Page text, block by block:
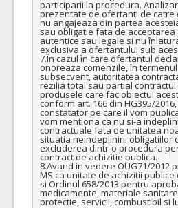
participarii la procedura.
prezentate de ofertanti de catre
nu angajeaza din partea
sau obligatie fata de
autentice sau legale si nu
exclusiva a ofertantului sub
7.În cazul în care ofertantul
onoreaza comenzile, în
subsecvent, autoritatea
rezilia total sau partial
produsele care fac obiectul
conform art. 166 din HG395/
constatator pe care il vom
vom mentiona ca nu si-a
contractuale fata de unitatea
situatia neindeplinirii obligatiilor
excluderea dintr-o procedura
contract de achizitie publica.
8.Avand in vedere OUG71/2012
MS ca unitate de achizitii
si Ordinul 658/2013 pentru
medicamente, materiale
protectie, servicii, combustibil si